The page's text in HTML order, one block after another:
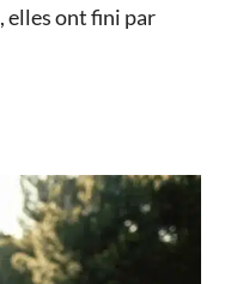
elles ont fini par